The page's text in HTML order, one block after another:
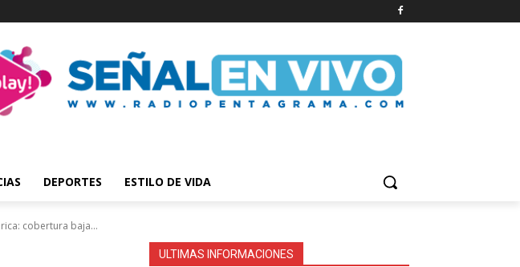
DEPORTES ESTILO DE VIDA
cobertura baja...
ULTIMAS INFORMACIONES